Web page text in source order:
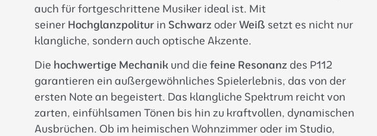
auch für fortgeschrittene Musiker ideal ist. Mit
seiner Hochglanzpolitur in Schwarz oderWeiß setzt es nicht nur
klangliche, sondern auch optische Akzente.
Die hochwertige Mechanik und die feine Resonanz des P112
garantieren ein außergewöhnliches Spielerlebnis, das von der
ersten Note an begeistert. Das klangliche Spektrum reicht von
zarten, einfühlsamen Tönen bis hin zu kraftvollen, dynamischen
Ausbrüchen. Ob im heimischen Wohnzimmer oder im Studio,